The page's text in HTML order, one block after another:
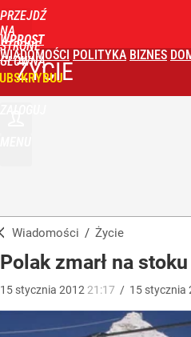
PRZEJDŹ
NA
STRONĘ
GŁÓWNĄ
WPROST
WIADOMOŚCI POLITYKA BIZNES
ŻYCIE
Wiadomości / Życie
Polak zmarł na
15 stycznia 2012 21:17 / 15 stycznia